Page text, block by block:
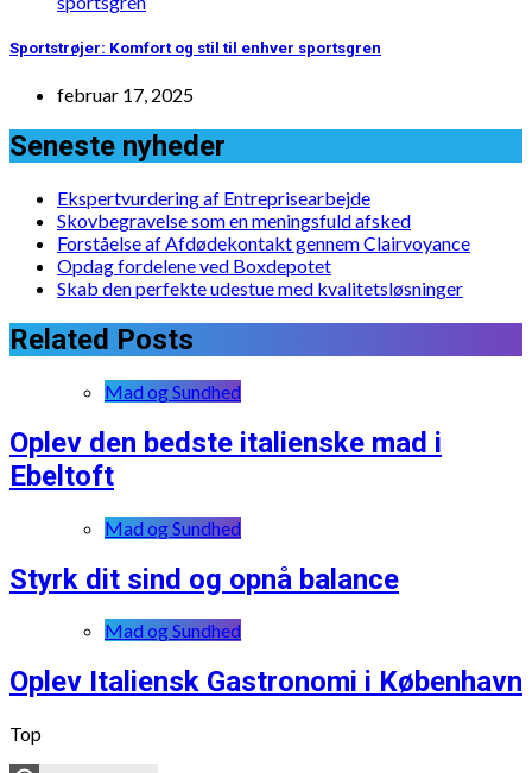
Sportstrøjer: Komfort og stil til enhver sportsgren
februar 17, 2025
Seneste nyheder
Ekspertvurdering af Entreprisearbejde
Skovbegravelse som en meningsfuld afsked
Forståelse af Afdødekontakt gennem Clairvoyance
Opdag fordelene ved Boxdepotet
Skab den perfekte udestue med kvalitetsløsninger
Related Posts
Mad og Sundhed
Oplev den bedste italienske mad i
Ebeltoft
Mad og Sundhed
Styrk dit sind og opnå balance
Mad og Sundhed
Oplev Italiensk Gastronomi i København
Top